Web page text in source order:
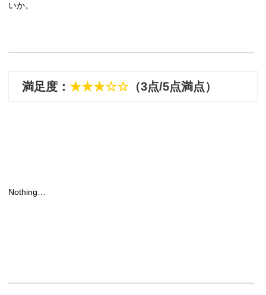
いか。
満足度： ★★★☆☆ （3点/5点満点）
Nothing…